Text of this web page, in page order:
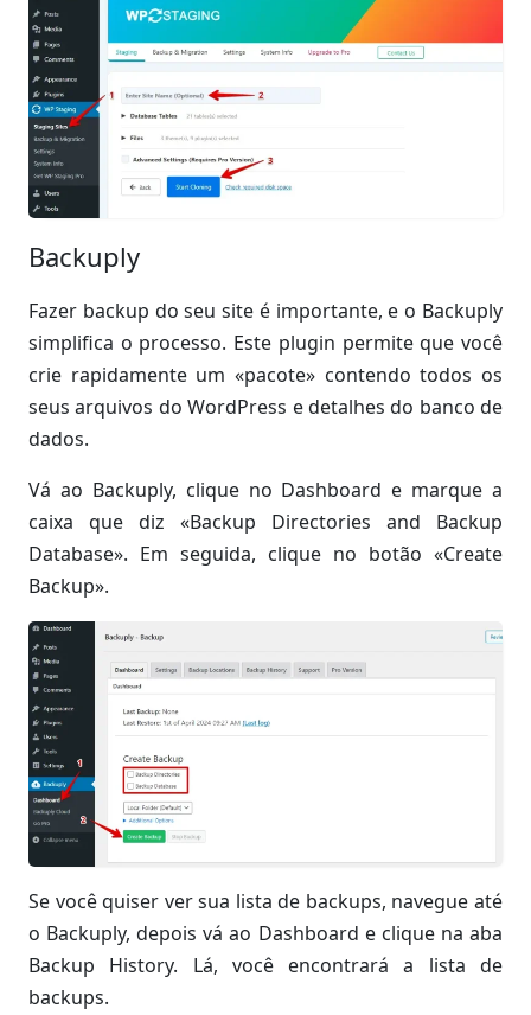
Backuply
Fazer backup do seu site é importante, e o Backuply
simplifica o processo. Este plugin permite que você
crie rapidamente um «pacote» contendo todos os
seus arquivos do WordPress e detalhes do banco de
dados.
Vá ao Backuply, clique no Dashboard e marque a
caixa que diz «Backup Directories and Backup
Database». Em seguida, clique no botão «Create
Backup».
Se você quiser ver sua lista de backups, navegue até
o Backuply, depois vá ao Dashboard e clique na aba
Backup History. Lá, você encontrará a lista de
backups.